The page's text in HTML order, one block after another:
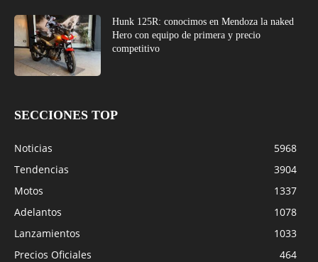
Hunk 125R: conocimos en Mendoza la naked
Hero con equipo de primera y precio
competitivo
SECCIONES TOP
Noticias
5968
Tendencias
3904
Motos
1337
Adelantos
1078
Lanzamientos
1033
Precios Oficiales
464